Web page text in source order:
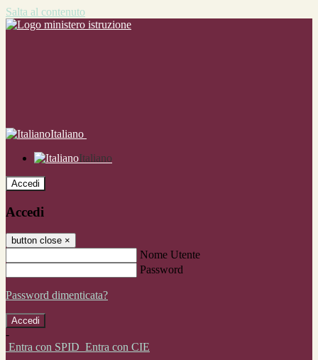
Salta al contenuto
Italiano
Italiano
Accedi
Accedi
button close ×
Nome Utente
Password
Password dimenticata?
-
Entra con SPID Entra con CIE